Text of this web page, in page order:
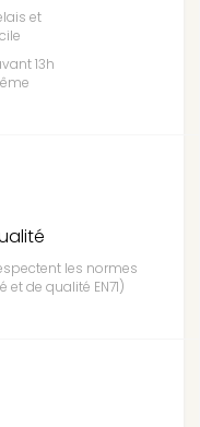
et
13h
les normes
de qualité EN71)